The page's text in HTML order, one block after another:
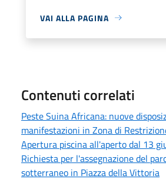
VAI ALLA PAGINA
Contenuti correlati
Peste Suina Africana: nuove
manifestazioni in Zona di
Apertura piscina all'aperto dal 13
Richiesta per l'assegnazione del
sotterraneo in Piazza della Vittoria